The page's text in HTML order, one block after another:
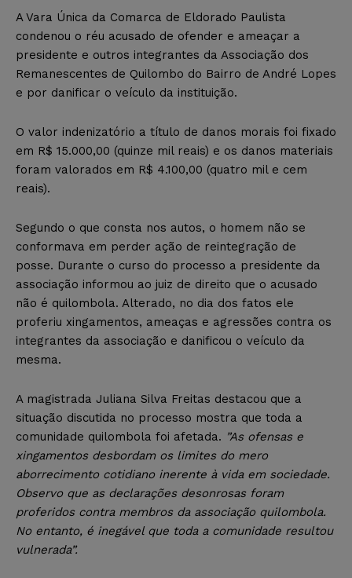
A Vara Única da Comarca de Eldorado Paulista
condenou o réu acusado de ofender e ameaçar a
presidente e outros integrantes da Associação dos
Remanescentes de Quilombo do Bairro de André Lopes
e por danificar o veículo da instituição.
O valor indenizatório a título de danos morais foi fixado
em R$ 15.000,00 (quinze mil reais) e os danos materiais
foram valorados em R$ 4.100,00 (quatro mil e cem
reais).
Segundo o que consta nos autos, o homem não se
conformava em perder ação de reintegração de
posse. Durante o curso do processo a presidente da
associação informou ao juiz de direito que o acusado
não é quilombola. Alterado, no dia dos fatos ele
proferiu xingamentos, ameaças e agressões contra os
integrantes da associação e danificou o veículo da
mesma.
A magistrada Juliana Silva Freitas destacou que a
situação discutida no processo mostra que toda a
comunidade quilombola foi afetada. ”As ofensas e
xingamentos desbordam os limites do mero
aborrecimento cotidiano inerente à vida em sociedade.
Observo que as declarações desonrosas foram
proferidos contra membros da associação quilombola.
No entanto, é inegável que toda a comunidade resultou
vulnerada”.